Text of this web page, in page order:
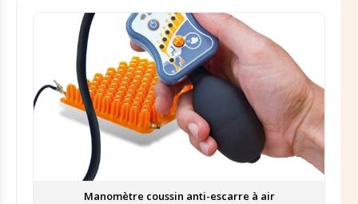
Manomètre coussin anti-escarre à air